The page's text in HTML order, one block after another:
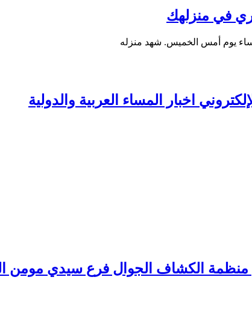
في منزلهك
مساء يوم أمس الخميس. شهد منزله
اخبار المساء العربية والدولية
الكشاف الجوال فرع سيدي مومن